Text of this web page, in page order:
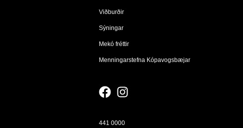
Viðburðir
Sýningar
Mekó fréttir
Menningarstefna Kópavogsbæjar
441 0000